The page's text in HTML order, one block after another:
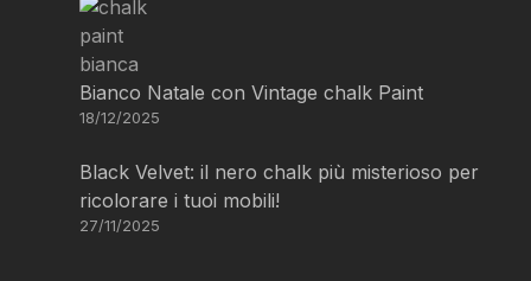
Bianco Natale con Vintage chalk Paint
18/12/2025
Black Velvet: il nero chalk più misterioso per
ricolorare i tuoi mobili!
27/11/2025